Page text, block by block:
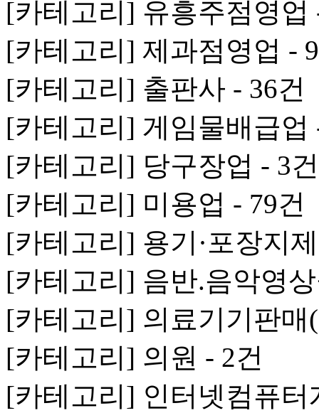
[카테고리] 유흥주점영업
[카테고리] 제과점영업 -
[카테고리] 출판사 - 36건
[카테고리] 게임물배급업
[카테고리] 당구장업 - 3건
[카테고리] 미용업 - 79건
[카테고리] 용기·포장지
[카테고리] 음반.음악영
[카테고리] 의료기기판매
[카테고리] 의원 - 2건
[카테고리] 인터넷컴퓨